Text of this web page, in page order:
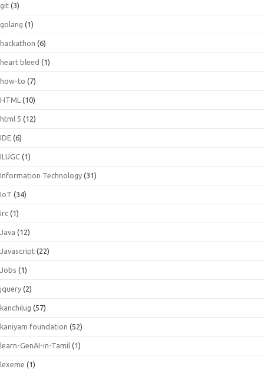
git (3)
golang (1)
hackathon (6)
heart bleed (1)
how-to (7)
HTML (10)
html 5 (12)
IDE (6)
ILUGC (1)
Information Technology (31)
IoT (34)
irc (1)
Java (12)
Javascript (22)
Jobs (1)
jquery (2)
kanchilug (57)
kaniyam foundation (52)
learn-GenAI-in-Tamil (1)
lexeme (1)